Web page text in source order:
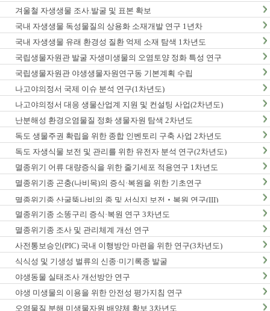
겨울철 자생생물 조사.발굴 및 표본 확보
국내 자생생물 독성물질의 상용화 소재개발 연구 1년차
국내 자생생물 유래 환경성 질환 억제 소재 탐색 1차년도
국립생물자원관 발굴 자생미생물의 오염토양 정화 특성 연구
국립생물자원관 야생생물자원연구동 기본계획 수립
나고야의정서 국제 이슈 분석 연구(1차년도)
나고야의정서 대응 생물산업계 지원 및 컨설팅 사업(2차년도)
난분해성 환경오염물질 정화 생물자원 탐색 2차년도
독도 생물주권 확립을 위한 종합 인벤토리 구축 사업 2차년도
독도 자생식물 보전 및 관리를 위한 유전자 분석 연구(2차년도)
멸종위기 어류 대량증식을 위한 줄기세포 적용연구 1차년도
멸종위기종 곤충(나비목)의 증식·복원을 위한 기초연구
멸종위기종 산굴뚝나비의 종 및 서식지 보전‧복원 연구(III)
멸종위기종 소똥구리 증식·복원 연구 3차년도
멸종위기종 조사 및 관리체계 개선 연구
사전통보승인(PIC) 국내 이행방안 마련을 위한 연구(3차년도)
식식성 및 기생성 벌류의 신종·미기록종 발굴
야생동물 실태조사 개선방안 연구
야생 미생물의 이용을 위한 안전성 평가지침 연구
오염물질 분해 미생물자원 배양체 확보 3차년도